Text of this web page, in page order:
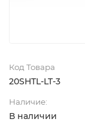
Код Товара
20SHTL-LT-3
Наличие:
В наличии